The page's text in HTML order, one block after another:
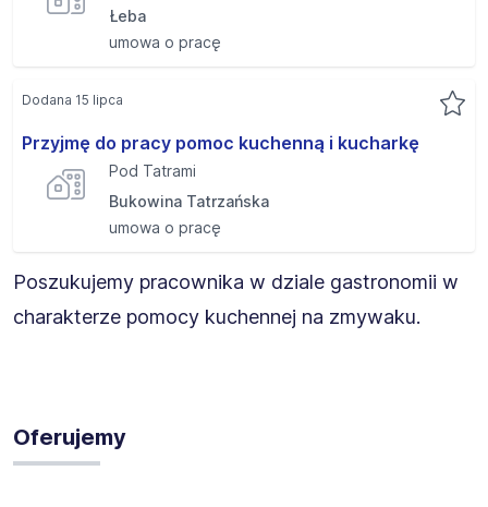
Łeba
umowa o pracę
Przyjmę do pracy pomoc kuchenną i kucharkę
Pod Tatrami
Bukowina Tatrzańska
umowa o pracę
Dodana 15 lipca
Poszukujemy pracownika w dziale gastronomii w
charakterze pomocy kuchennej na zmywaku.
Oferujemy